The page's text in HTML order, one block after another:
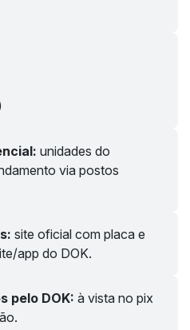
unidades do
via postos
site oficial com placa e
app do DOK.
pelo DOK: à vista no pix